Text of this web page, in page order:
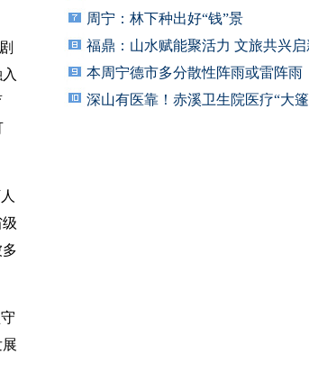
周宁：林下种出好“钱”景
福鼎：山水赋能聚活力 文旅共兴启
本周宁德市多分散性阵雨或雷阵雨
深山有医靠！赤溪卫生院医疗“大